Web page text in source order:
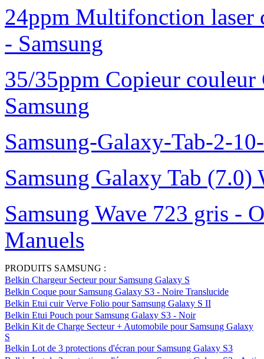
24ppm Multifonction
- Samsung
35/35ppm Copieur
Samsung
Samsung-Galaxy-Tab-2-
Samsung Galaxy Tab
Samsung Wave 723 gris -
Manuels
PRODUITS SAMSUNG :
Belkin Chargeur Secteur pour Samsung Galaxy S
Belkin Coque pour Samsung Galaxy S3 - Noire Translucide
Belkin Etui cuir Verve Folio pour Samsung Galaxy S II
Belkin Etui Pouch pour Samsung Galaxy S3 - Noir
Belkin Kit de Charge Secteur + Automobile pour Samsung Galaxy
S
Belkin Lot de 3 protections d'écran pour Samsung Galaxy S3